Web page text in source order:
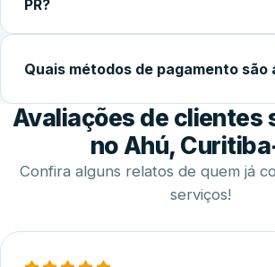
local costuma ser concluída em 2 a 4
PR?
disponibilidade do cliente, incluindo finais
serviço.
Quais métodos de pagamento são
Disponibilizamos diversas formas de
incluindo Pix, dinheiro, cartões de
Avaliações de
no Ahú,
Confira alguns relatos de quem já
serviços!